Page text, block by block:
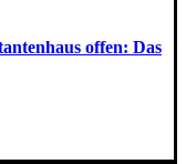
offen: Das